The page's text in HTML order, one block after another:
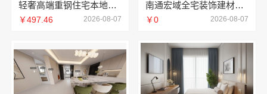
轻奢高端重钢住宅本地维保，云南晟构建筑建材有限公司贴心服务
￥497.46 2026-08-07
南通宏域全宅装饰建材有限公司正规装饰公司工艺保障
￥0 2026-08-07